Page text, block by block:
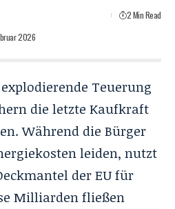
2026
2 Min Read
Teuerung
die letzte Kaufkraft
Während die Bürger
leiden, nutzt
der EU für
Milliarden fließen